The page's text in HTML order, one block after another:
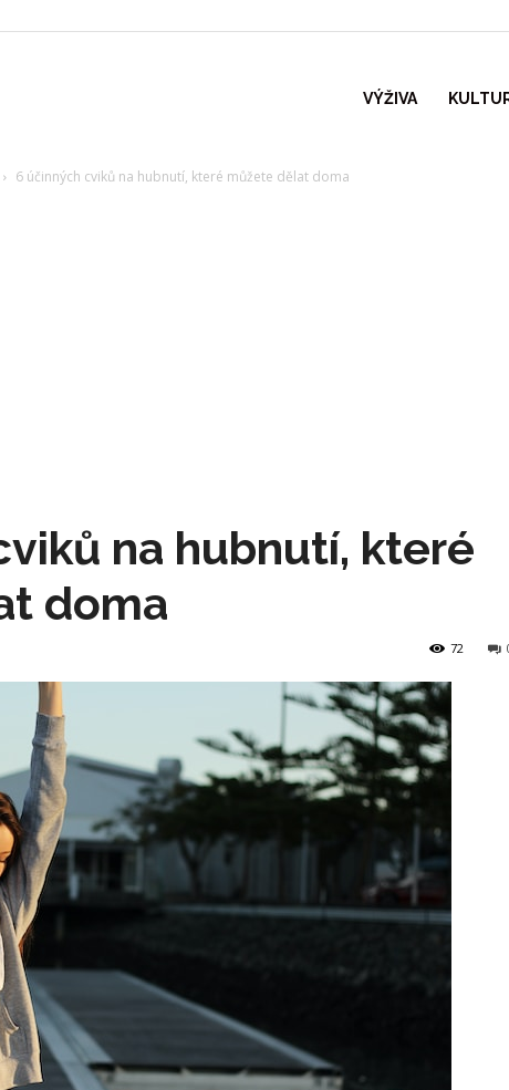
VÝŽIVA
6 účinných cviků na hubnutí, které můžete dělat doma
na hubnutí, které
doma
72